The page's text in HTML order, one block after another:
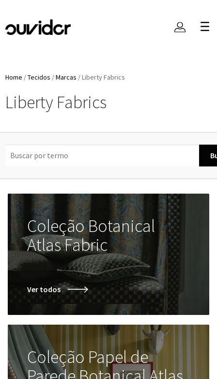
Home /Tecidos /Marcas /Liberty Fabrics
Liberty Fabrics
Coleção Botanical
Atlas Fabric
Ver todos
Coleção Papel de